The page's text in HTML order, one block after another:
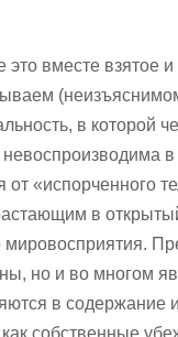
это вместе взятое
в которой
невоспроизводима
от «испорченного
в
мировосприятия.
но и во многом
в содержание